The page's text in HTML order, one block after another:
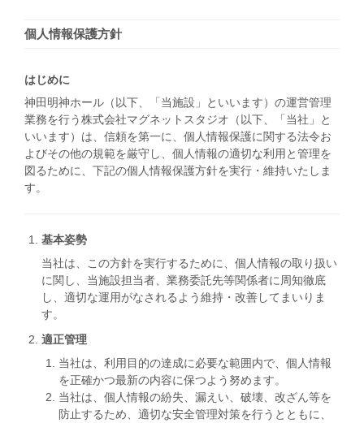
個人情報保護方針
はじめに
神田明神ホール（以下、「当施設」といいます）の運営管理
業務を行う株式会社マグネットスタジオ（以下、「当社」と
いいます）は、信頼を第一に、個人情報保護に関する法令お
よびその他の規範を厳守し、個人情報の適切な利用と管理を
図るために、下記の個人情報保護方針を実行・維持いたしま
す。
基本姿勢
当社は、この方針を実行するために、個人情報の取り扱い
に関し、当施設担当者、業務委託先等関係者に周知徹底
し、適切な運用がなされるよう維持・改善してまいりま
す。
適正管理
当社は、利用目的の達成に必要な範囲内で、個人情報
を正確かつ最新の内容に保つよう努めます。
当社は、個人情報の紛失、漏えい、破壊、改ざん等を
防止するため、適切な安全管理対策を行うとともに、